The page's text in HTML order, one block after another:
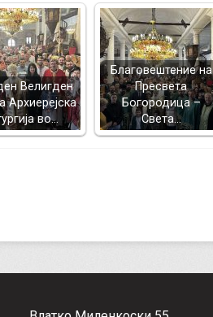
Велигден
Архиерејска
во…
Благовештение на
Пресвета
Богородица –
Света…